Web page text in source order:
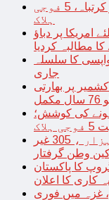
امریکی جنگی طیارہ بحیرہ روم میں گر کرتباہ، 5 فوجی
ہلاک
امریکا پر دباؤ
کا مطالبہ کردیا
کا سلسلہ
جاری
پر بھارتی
کی کوشش؛
سعودی عرب ، ایک ہفتے کے دوران 17 ہزار ، 305 غیر
وطن گرفتار
کا پاکستان
غزہ میں فوری